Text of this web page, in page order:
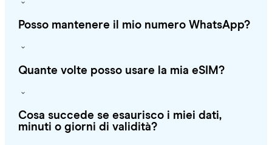
Posso mantenere il mio numero WhatsApp?
Quante volte posso usare la mia eSIM?
Cosa succede se esaurisco i miei dati,
minuti o giorni di validità?